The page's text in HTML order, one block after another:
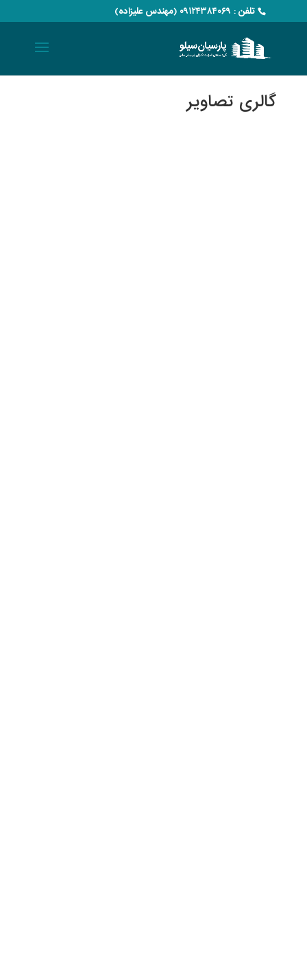
تلفن : ۰۹۱۲۴۳۸۴۰۶۹ (مهندس علیزاده)
گالری تصاویر